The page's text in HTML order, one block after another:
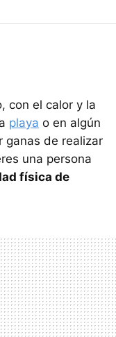
con el calor y la
playa o en algún
ganas de realizar
una persona
física de